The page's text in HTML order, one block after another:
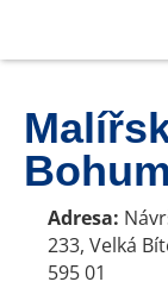
Adresa:
233, Velká
595 01